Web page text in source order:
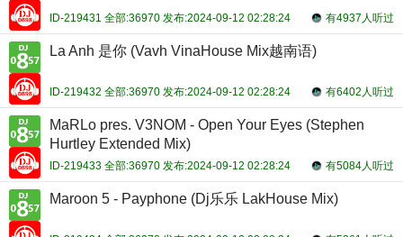
有4937人听过
ID-219431 全部:36970 发布:2024-09-12 02:28:24
La Anh 是你 (Vavh VinaHouse Mix越南语)
有6402人听过
ID-219432 全部:36970 发布:2024-09-12 02:28:24
MaRLo pres. V3NOM - Open Your Eyes (Stephen
Hurtley Extended Mix)
有5084人听过
ID-219433 全部:36970 发布:2024-09-12 02:28:24
Maroon 5 - Payphone (Dj乐乐 LakHouse Mix)